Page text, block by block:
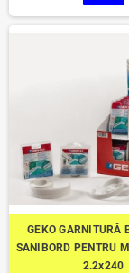
GEKO GARNITURĂ
SANIBORD PENTRU
2.2x240